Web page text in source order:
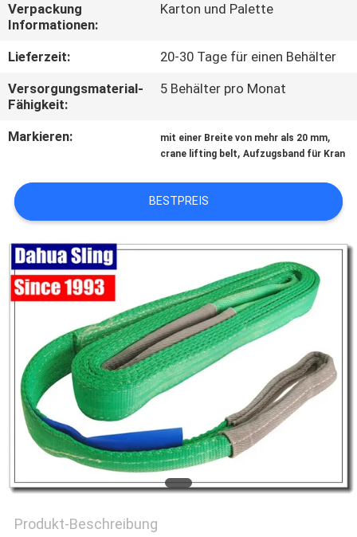
TRETEN
SIE
MIT
UNS
IN
NACHRICHTEN
FORDERN
SIE
ZITAT
SITEMAP
PRIVACY
POLICY
Verpackung
Informationen:
Karton und Palette
Lieferzeit:
20-30 Tage für einen Behälter
Versorgungsmaterial-
Fähigkeit:
5 Behälter pro Monat
Markieren: mit einer Breite von mehr als 20 mm,
crane lifting belt,Aufzugsband für Kran
BESTPREIS
Produkt-Beschreibung